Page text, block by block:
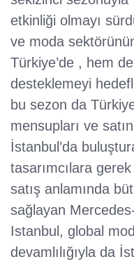
etkinliği olmayı
ve moda
Türkiye’de , hem
desteklemeyi
bu sezon da
mensupları ve
İstanbul’da
tasarımcılara
satış anlamında
sağlayan
Istanbul, global
devamlılığıyla da